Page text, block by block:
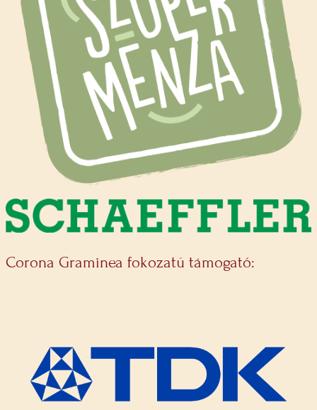
Corona Graminea fokozatú támogató: